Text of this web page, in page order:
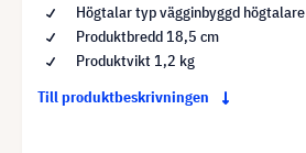
Högtalar typ vägginbyggd högtalare
Produktbredd 18,5 cm
Produktvikt 1,2 kg
Till produktbeskrivningen